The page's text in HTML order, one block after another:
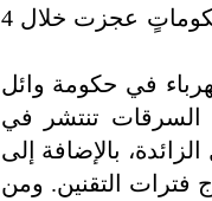
يتحايل السوريون لتأمين الكهرباء بطرقٍ مشروعةٍ وأخرى غير مشروعة، بعد يأسهم من حكوماتٍ عجزت خلال 4
في حكومة وائل
السرقات تنتشر في
بالإضافة إلى
فترات التقنين. ومن